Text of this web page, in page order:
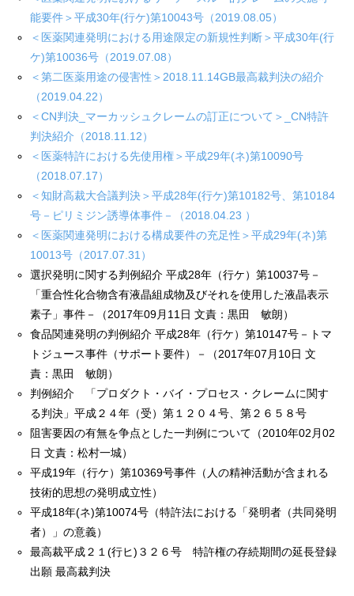
能要件＞平成30年(行ケ)第10043号（2019.08.05）
＜医薬関連発明における用途限定の新規性判断＞平成30年(行
ケ)第10036号（2019.07.08）
＜第二医薬用途の侵害性＞2018.11.14GB最高裁判決の紹介
（2019.04.22）
＜CN判決_マーカッシュクレームの訂正について＞_CN特許
判決紹介（2018.11.12）
＜医薬特許における先使用権＞平成29年(ネ)第10090号
（2018.07.17）
＜知財高裁大合議判決＞平成28年(行ケ)第10182号、第10184
号－ピリミジン誘導体事件－（2018.04.23 ）
＜医薬関連発明における構成要件の充足性＞平成29年(ネ)第
10013号（2017.07.31）
選択発明に関する判例紹介 平成28年（行ケ）第10037号－
「重合性化合物含有液晶組成物及びそれを使用した液晶表示
素子」事件－（2017年09月11日 文責：黒田 敏朗）
食品関連発明の判例紹介 平成28年（行ケ）第10147号－トマ
トジュース事件（サポート要件）－（2017年07月10日 文
責：黒田 敏朗）
判例紹介 「プロダクト・バイ・プロセス・クレームに関す
る判決」平成２４年（受）第１２０４号、第２６５８号
阻害要因の有無を争点とした一判例について（2010年02月02
日 文責：松村一城）
平成19年（行ケ）第10369号事件（人の精神活動が含まれる
技術的思想の発明成立性）
平成18年(ネ)第10074号（特許法における「発明者（共同発明
者）」の意義）
最高裁平成２１(行ヒ)３２６号 特許権の存続期間の延長登録
出願 最高裁判決